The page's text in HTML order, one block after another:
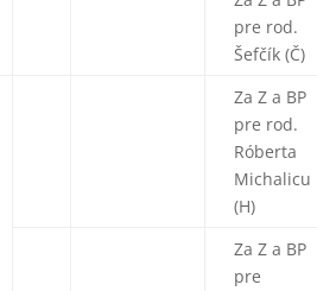
pre rod.
Šefčík (Č)
Za Z a BP
pre rod.
Róberta
Michalicu
(H)
Za Z a BP
pre